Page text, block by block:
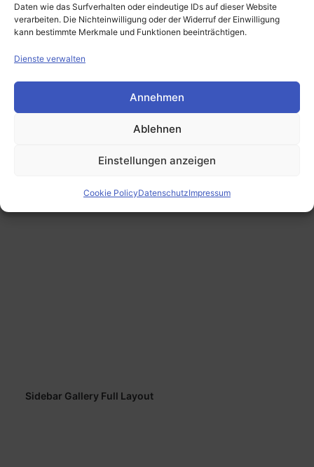
Daten wie das Surfverhalten oder eindeutige IDs auf dieser Website
verarbeiten. Die Nichteinwilligung oder der Widerruf der Einwilligung
kann bestimmte Merkmale und Funktionen beeinträchtigen.
Dienste verwalten
Annehmen
Ablehnen
Einstellungen anzeigen
Cookie PolicyDatenschutzImpressum
Sidebar Gallery Full Layout